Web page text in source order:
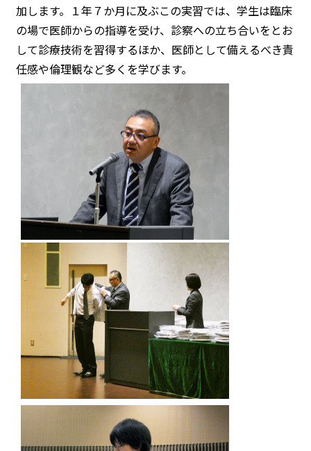
加します。１年７か月に及ぶこの実習では、学生は臨床
の場で医師からの指導を受け、診察への立ち合いをとお
して診療技術を習得するほか、医師として備えるべき責
任感や倫理観など多くを学びます。